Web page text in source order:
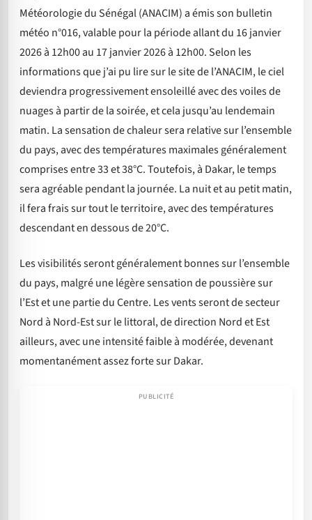
Météorologie du Sénégal (ANACIM) a émis son bulletin
météo n°016, valable pour la période allant du 16 janvier
2026 à 12h00 au 17 janvier 2026 à 12h00. Selon les
informations que j’ai pu lire sur le site de l’ANACIM, le ciel
deviendra progressivement ensoleillé avec des voiles de
nuages à partir de la soirée, et cela jusqu’au lendemain
matin. La sensation de chaleur sera relative sur l’ensemble
du pays, avec des températures maximales généralement
comprises entre 33 et 38°C. Toutefois, à Dakar, le temps
sera agréable pendant la journée. La nuit et au petit matin,
il fera frais sur tout le territoire, avec des températures
descendant en dessous de 20°C.
Les visibilités seront généralement bonnes sur l’ensemble
du pays, malgré une légère sensation de poussière sur
l’Est et une partie du Centre. Les vents seront de secteur
Nord à Nord-Est sur le littoral, de direction Nord et Est
ailleurs, avec une intensité faible à modérée, devenant
momentanément assez forte sur Dakar.